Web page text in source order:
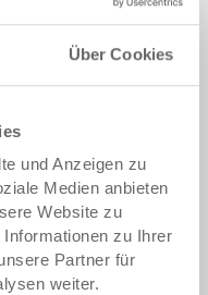
Über Cookies
und Anzeigen zu
Medien anbieten
Website zu
zu Ihrer
Partner für
weiter.